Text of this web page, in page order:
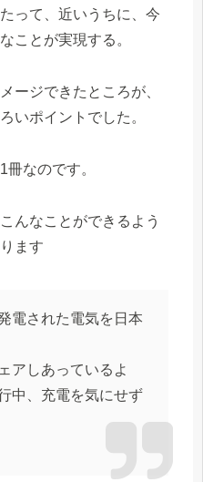
って、近いうちに、今
ことが実現する。
ージできたところが、
いポイントでした。
なのです。
んなことができるよう
ます
電された電気を日本
アしあっているよ
中、充電を気にせず